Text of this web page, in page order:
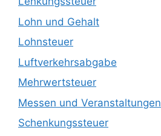
Lohn und Gehalt
Lohnsteuer
Luftverkehrsabgabe
Mehrwertsteuer
Messen und Veranstaltungen
Schenkungssteuer